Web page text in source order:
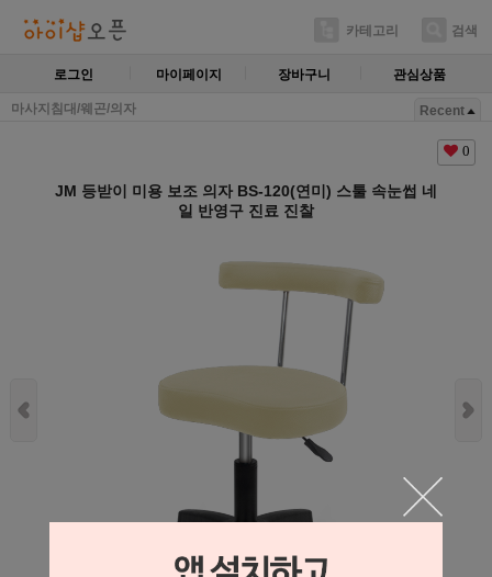
카테고리 검색
로그인 마이페이지 장바구니 관심상품
마사지침대/웨곤/의자 Recent
0
JM 등받이 미용 보조 의자 BS-120(연미) 스툴 속눈썹 네
일 반영구 진료 진찰